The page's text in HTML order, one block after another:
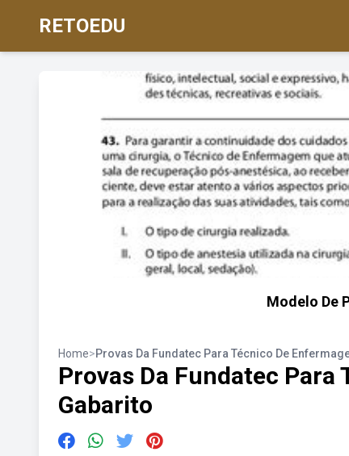
RETOEDU
Modelo De
Home>Provas Da Fundatec Para Técnico De
Provas Da Fundatec Para
Gabarito